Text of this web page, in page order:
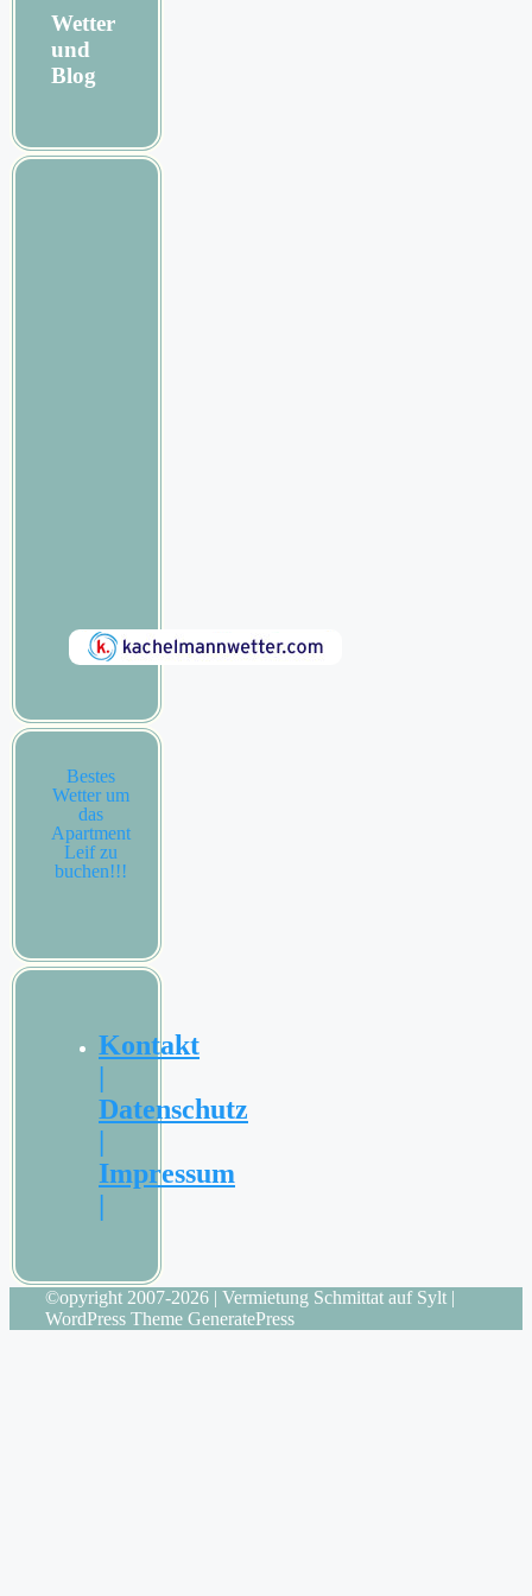
Wetter
und
Blog
Bestes
Wetter um
das
Apartment
Leif zu
buchen!!!
Kontakt
|
Datenschutz
|
Impressum
|
©opyright 2007-2026 | Vermietung Schmittat auf Sylt |
WordPress Theme GeneratePress